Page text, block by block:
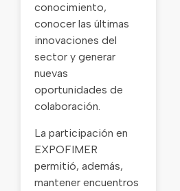
conocimiento,
conocer las últimas
innovaciones del
sector y generar
nuevas
oportunidades de
colaboración.
La participación en
EXPOFIMER
permitió, además,
mantener encuentros